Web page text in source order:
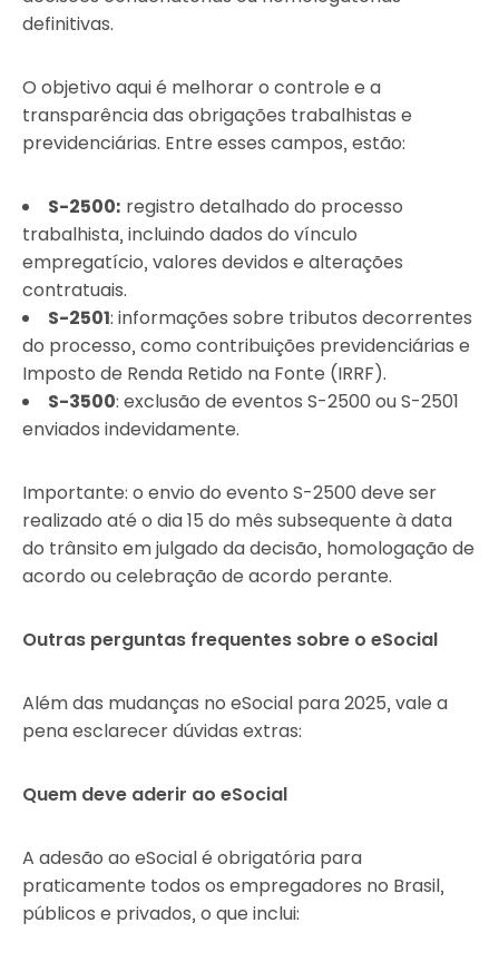
definitivas.
O objetivo aqui é melhorar o controle e a
transparência das obrigações trabalhistas e
previdenciárias. Entre esses campos, estão:
S-2500: registro detalhado do processo
trabalhista, incluindo dados do vínculo
empregatício, valores devidos e alterações
contratuais.
S-2501: informações sobre tributos decorrentes
do processo, como contribuições previdenciárias e
Imposto de Renda Retido na Fonte (IRRF).
S-3500: exclusão de eventos S-2500 ou S-2501
enviados indevidamente.
Importante: o envio do evento S-2500 deve ser
realizado até o dia 15 do mês subsequente à data
do trânsito em julgado da decisão, homologação de
acordo ou celebração de acordo perante.
Outras perguntas frequentes sobre o eSocial
Além das mudanças no eSocial para 2025, vale a
pena esclarecer dúvidas extras:
Quem deve aderir ao eSocial
A adesão ao eSocial é obrigatória para
praticamente todos os empregadores no Brasil,
públicos e privados, o que inclui: